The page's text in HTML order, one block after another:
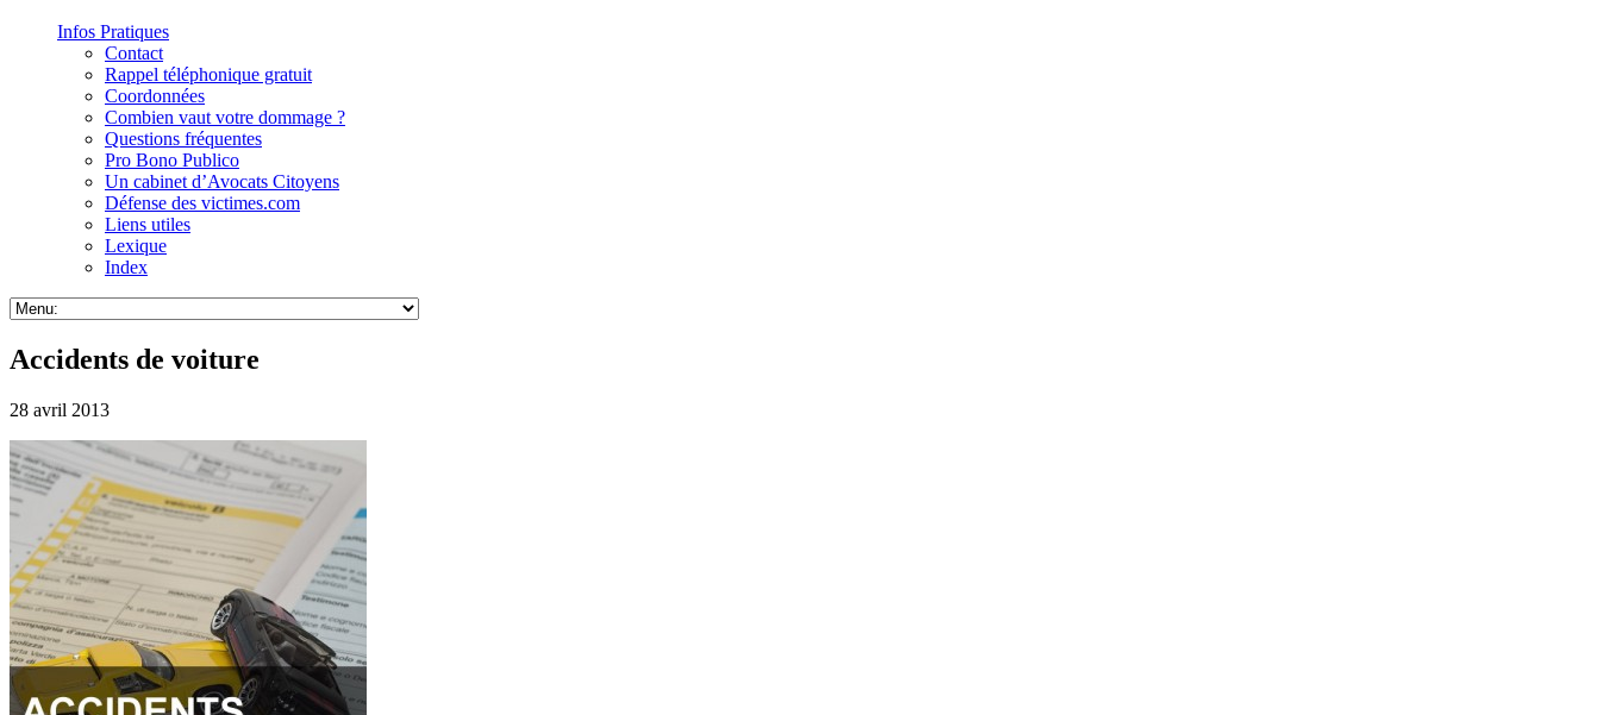
Infos Pratiques
Contact
Rappel téléphonique gratuit
Coordonnées
Combien vaut votre dommage ?
Questions fréquentes
Pro Bono Publico
Un cabinet d’Avocats Citoyens
Défense des victimes.com
Liens utiles
Lexique
Index
Accidents de voiture
28 avril 2013